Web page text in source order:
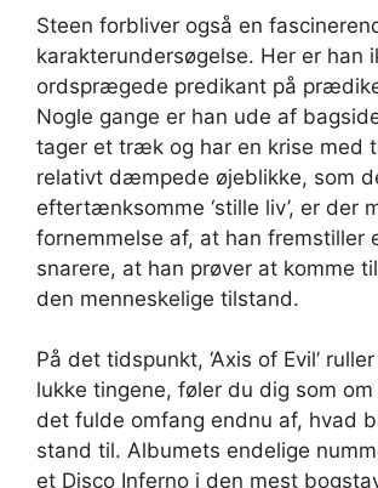
Steen forbliver også en
karakterundersøgelse. Her er han
ordsprægede predikant på
Nogle gange er han ude af
tager et træk og har en krise med
relativt dæmpede øjeblikke, som
eftertænksomme ‘stille liv’, er der
fornemmelse af, at han fremstiller
snarere, at han prøver at komme
den menneskelige tilstand.
På det tidspunkt, ‘Axis of Evil’
lukke tingene, føler du dig som
det fulde omfang endnu af, hvad
stand til. Albumets endelige
et Disco Inferno i den mest